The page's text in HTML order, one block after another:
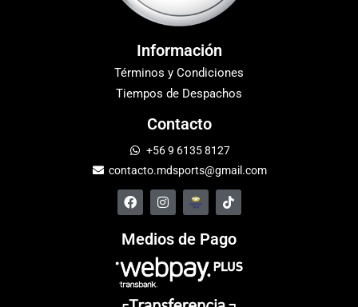
Información
Términos y Condiciones
Tiempos de Despachos
Contacto
+56 9 6135 8127
contacto.mdsports@gmail.com
Medios de Pago